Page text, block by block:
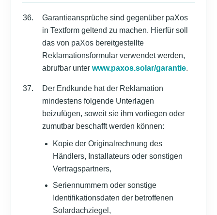
Garantieansprüche sind gegenüber paXos
in Textform geltend zu machen. Hierfür soll
das von paXos bereitgestellte
Reklamationsformular verwendet werden,
abrufbar unter www.paxos.solar/garantie.
Der Endkunde hat der Reklamation
mindestens folgende Unterlagen
beizufügen, soweit sie ihm vorliegen oder
zumutbar beschafft werden können:
Kopie der Originalrechnung des
Händlers, Installateurs oder sonstigen
Vertragspartners,
Seriennummern oder sonstige
Identifikationsdaten der betroffenen
Solardachziegel,